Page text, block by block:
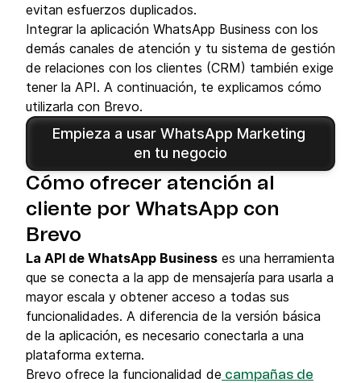
evitan esfuerzos duplicados.
Integrar la aplicación WhatsApp Business con los
demás canales de atención y tu sistema de gestión
de relaciones con los clientes (CRM) también exige
tener la API. A continuación, te explicamos cómo
utilizarla con Brevo.
Empieza a usar WhatsApp Marketing
en tu negocio
Cómo ofrecer atención al
cliente por WhatsApp con
Brevo
La API de WhatsApp Business es una herramienta
que se conecta a la app de mensajería para usarla a
mayor escala y obtener acceso a todas sus
funcionalidades. A diferencia de la versión básica
de la aplicación, es necesario conectarla a una
plataforma externa.
Brevo ofrece la funcionalidad de campañas de